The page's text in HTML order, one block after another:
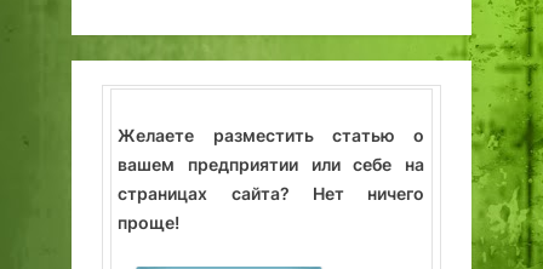
Желаете разместить статью о
вашем предприятии или себе на
страницах сайта? Нет ничего
проще!